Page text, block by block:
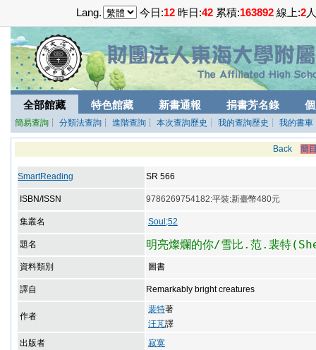
Lang. 今日:12 昨日:42 累積:163892 線上:2人
全部館藏 特色館藏 新書通報 捐書芳名錄
簡易查詢 ┊ 分類法查詢 ┊ 進階查詢 ┊ 本次查詢歷史 ┊ 我的查詢歷史 ┊ 我的書車
Back 簡
SmartReading SR 566
ISBN/ISSN 9786269754182:平裝:新臺幣480元
集叢名 Soul;52
題名 明亮燦爛的你/雪比.范.裴特
資料類別 圖書
譯自 Remarkably bright creatures
作者
裴特著
汪芃譯
出版者
寂寞